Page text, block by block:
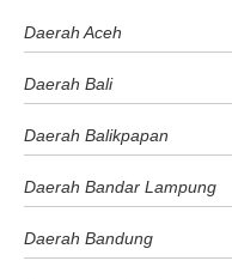
Daerah Aceh
Daerah Bali
Daerah Balikpapan
Daerah Bandar Lampung
Daerah Bandung